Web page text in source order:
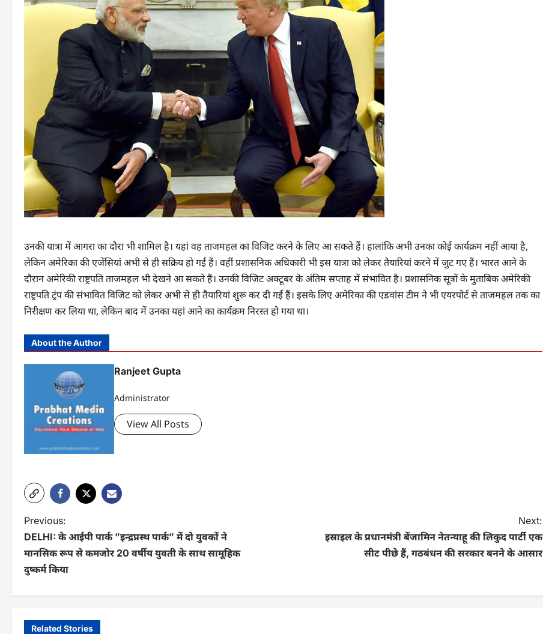
उनकी यात्रा में आगरा का दौरा भी शामिल है। यहां वह ताजमहल का विजिट करने के लिए आ सकते हैं। हालांकि अभी उनका कोई कार्यक्रम नहीं आया है,
लेकिन अमेरिका की एजेंसियां अभी से ही सक्रिय हो गईं हैं। वहीं प्रशासनिक अधिकारी भी इस यात्रा को लेकर तैयारियां करने में जुट गए हैं। भारत आने के
दौरान अमेरिकी राष्ट्रपति ताजमहल भी देखने आ सकते हैं। उनकी विजिट अक्टूबर के अंतिम सप्ताह में संभावित है। प्रशासनिक सूत्रों के मुताबिक अमेरिकी
राष्ट्रपति ट्रंप की संभावित विजिट को लेकर अभी से ही तैयारियां शुरू कर दी गईं हैं। इसके लिए अमेरिका की एडवांस टीम ने भी एयरपोर्ट से ताजमहल तक का
निरीक्षण कर लिया था, लेकिन बाद में उनका यहां आने का कार्यक्रम निरस्त हो गया था।
About the Author
Ranjeet Gupta
Administrator
View All Posts
P
o
s
Previous:
DELHI: के आईपी पार्क ”इन्द्रप्रस्थ पार्क” में दो युवकों ने
मानसिक रूप से कमजोर 20 वर्षीय युवती के साथ सामूहिक
दुष्कर्म किया
Next:
इस्राइल के प्रधानमंत्री बेंजामिन नेतन्याहू की लिकुद पार्टी एक
सीट पीछे हैं, गठबंधन की सरकार बनने के आसार
Related Stories